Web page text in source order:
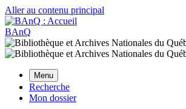
Aller au contenu principal
BAnQ
Menu
Recherche
Mon dossier